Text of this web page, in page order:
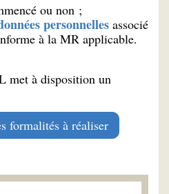
ou non ;
personnelles associé
à la MR applicable.
met à disposition un
formalités à réaliser